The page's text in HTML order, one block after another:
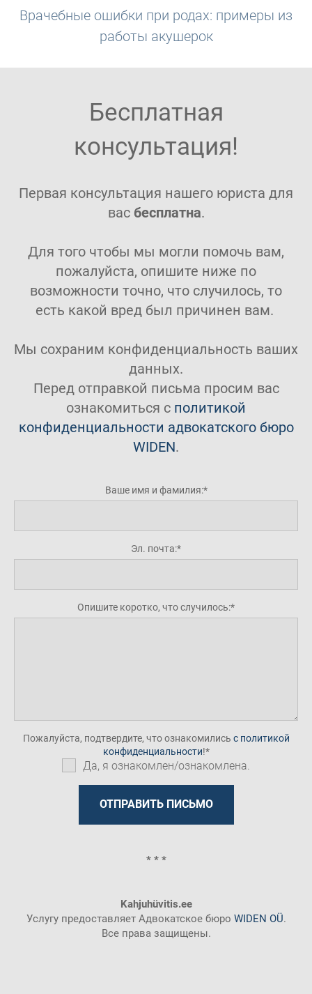
Врачебные ошибки при родах: примеры из
работы акушерок
Бесплатная
консультация!
Первая консультация нашего юриста для
вас бесплатна.
Для того чтобы мы могли помочь вам,
пожалуйста, опишите ниже по
возможности точно, что случилось, то
есть какой вред был причинен вам.
Мы сохраним конфиденциальность ваших
данных.
Перед отправкой письма просим вас
ознакомиться с политикой
конфиденциальности адвокатского бюро
WIDEN.
Ваше имя и фамилия:
Эл. почта:
Опишите коротко, что случилось:
Пожалуйста, подтвердите, что ознакомились с политикой
конфиденциальности!
Да, я ознакомлен/ознакомлена.
* * *
Kahjuhüvitis.ee
Услугу предоставляет Адвокатское бюро WIDEN OÜ.
Все права защищены.